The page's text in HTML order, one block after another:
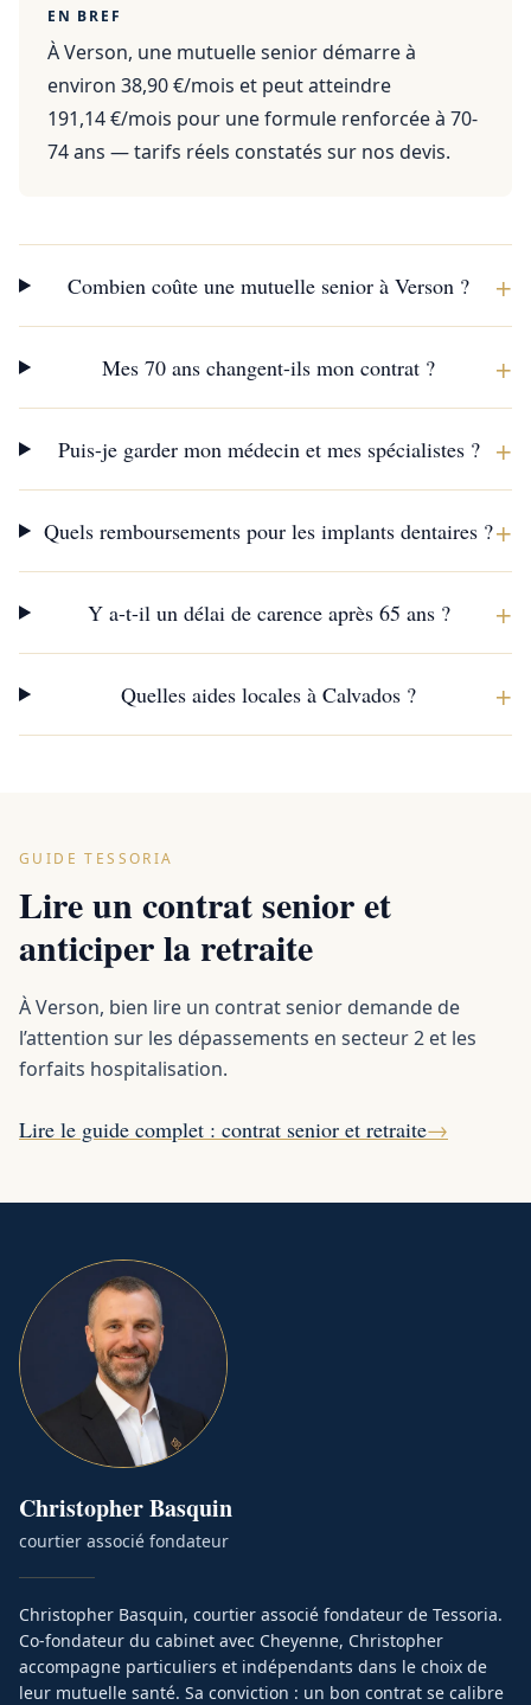
EN BREF
À Verson, une mutuelle senior démarre à
environ 38,90 €/mois et peut atteindre
191,14 €/mois pour une formule renforcée à 70-
74 ans — tarifs réels constatés sur nos devis.
Combien coûte une mutuelle senior à Verson ? +
Mes 70 ans changent-ils mon contrat ? +
Puis-je garder mon médecin et mes spécialistes ? +
Quels remboursements pour les implants dentaires ?+
Y a-t-il un délai de carence après 65 ans ? +
Quelles aides locales à Calvados ? +
GUIDE TESSORIA
Lire un contrat senior et
anticiper la retraite
À Verson, bien lire un contrat senior demande de
l’attention sur les dépassements en secteur 2 et les
forfaits hospitalisation.
Lire le guide complet : contrat senior et retraite→
ChristopherBasquin
courtier associé fondateur
Christopher Basquin, courtier associé fondateur de Tessoria.
Co-fondateur du cabinet avec Cheyenne, Christopher
accompagne particuliers et indépendants dans le choix de
leur mutuelle santé. Sa conviction : un bon contrat se calibre